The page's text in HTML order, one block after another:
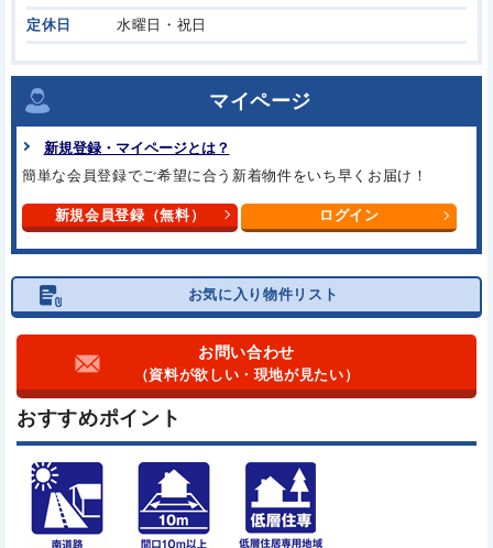
定休日 水曜日・祝日
マイページ
新規登録・マイページとは？
簡単な会員登録でご希望に合う 新着物件をいち早くお届け！
新規会員登録（無料） ログイン
お気に入り物件リスト
お問い合わせ
（資料が欲しい・現地が見たい）
おすすめポイント